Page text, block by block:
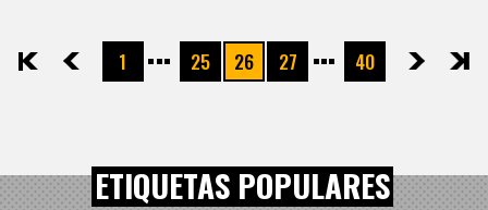
先頭 前へ1 25 26 27 40次へ最後
ETIQUETAS POPULARES